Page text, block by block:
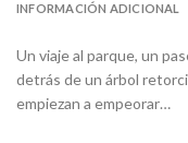
INFORMACIÓN ADICIONAL
Un viaje al parque, un
detrás de un árbol
empiezan a empeorar…